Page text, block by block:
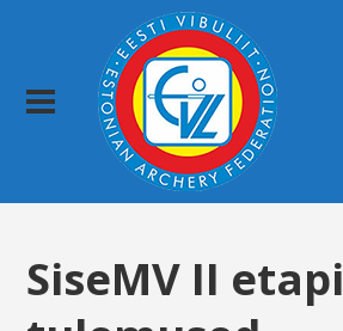
SiseMV II etapi